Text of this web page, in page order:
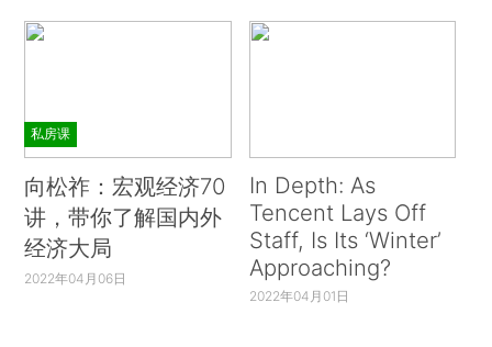
私房课
向松祚：宏观经济70
讲，带你了解国内外
经济大局
2022年04月06日
In Depth: As
Tencent Lays Off
Staff, Is Its ‘Winter’
Approaching?
2022年04月01日